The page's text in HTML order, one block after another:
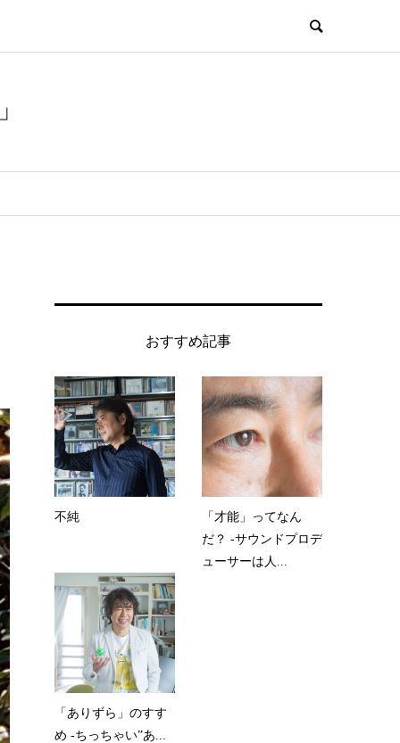
おすすめ記事
不純
「才能」ってなん
だ？ -サウンドプロデ
ューサーは人...
「ありずら」のすす
め -ちっちゃい”あ...